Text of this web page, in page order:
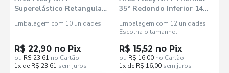
Superelástico Retangular
Orthometric
Embalagem com 10 unidades.
R$ 22,90 no Pix
ou R$ 23,61 no Cartão
1x de R$ 23,61 sem juros
35° Redondo Inferior 14
Embalagem com 12 unidades.
Escolha o tamanho.
R$ 15,52 no Pix
ou R$ 16,00 no Cartão
1x de R$ 16,00 sem juros